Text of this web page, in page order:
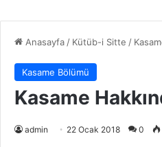
Anasayfa/ Kütüb-i Sitte /
Kasame Bölümü
Kasame
admin 22 Ocak 2018 0